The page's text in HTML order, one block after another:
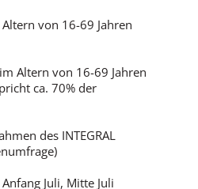
von 16-69 Jahren
Altern von 16-69 Jahren
ca. 70% der
des INTEGRAL
Juli, Mitte Juli